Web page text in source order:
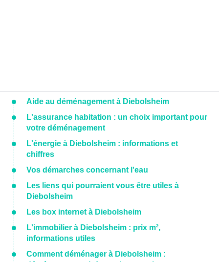
Aide au déménagement à Diebolsheim
L'assurance habitation : un choix important pour
votre déménagement
L'énergie à Diebolsheim : informations et
chiffres
Vos démarches concernant l'eau
Les liens qui pourraient vous être utiles à
Diebolsheim
Les box internet à Diebolsheim
L'immobilier à Diebolsheim : prix m²,
informations utiles
Comment déménager à Diebolsheim :